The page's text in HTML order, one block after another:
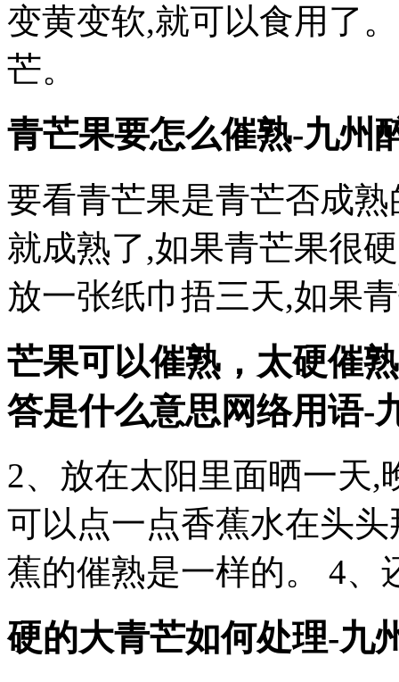
变黄变软,就可以食用了
芒。
青芒果要怎么催熟-九州
要看青芒果是青芒否成
就成熟了,如果青芒果很
放一张纸巾捂三天,如果
芒果可以催熟，太硬催
答是什么意思网络用语-
2、放在太阳里面晒一天,
可以点一点香蕉水在头
蕉的催熟是一样的。 4、
硬的大青芒如何处理-九